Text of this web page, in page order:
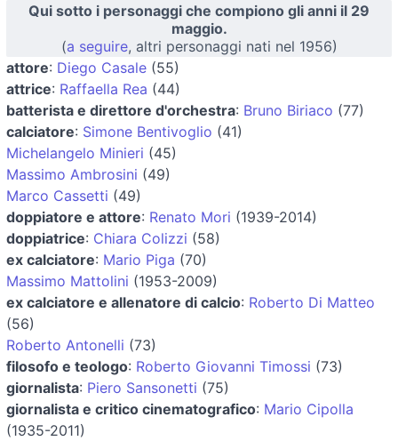
Qui sotto i personaggi che compiono gli anni il 29
maggio.
(a seguire, altri personaggi nati nel 1956)
attore: Diego Casale (55)
attrice: Raffaella Rea (44)
batterista e direttore d'orchestra: Bruno Biriaco (77)
calciatore: Simone Bentivoglio (41)
Michelangelo Minieri (45)
Massimo Ambrosini (49)
Marco Cassetti (49)
doppiatore e attore: Renato Mori (1939-2014)
doppiatrice: Chiara Colizzi (58)
ex calciatore: Mario Piga (70)
Massimo Mattolini (1953-2009)
ex calciatore e allenatore di calcio: Roberto Di Matteo
(56)
Roberto Antonelli (73)
filosofo e teologo: Roberto Giovanni Timossi (73)
giornalista: Piero Sansonetti (75)
giornalista e critico cinematografico: Mario Cipolla
(1935-2011)